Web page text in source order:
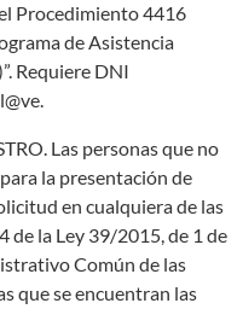
Procedimiento 4416
de Asistencia
Requiere DNI
Las personas que no
la presentación de
en cualquiera de las
de la Ley 39/2015, de 1 de
Común de las
que se encuentran las